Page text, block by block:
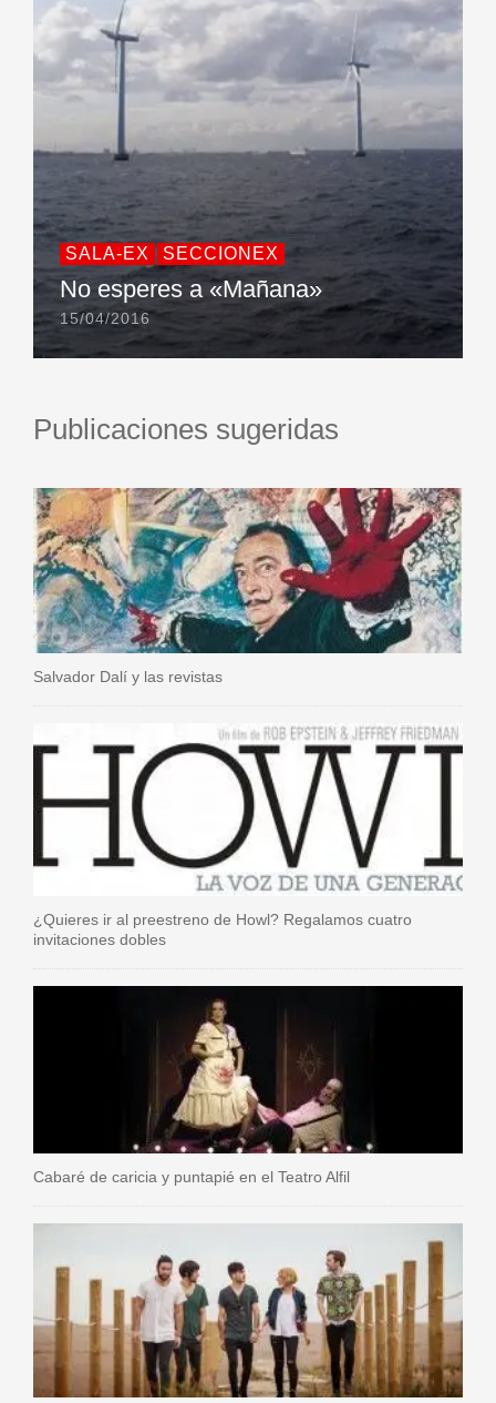
SALA-EX SECCIONEX
No esperes a «Mañana»
15/04/2016
Publicaciones sugeridas
Salvador Dalí y las revistas
¿Quieres ir al preestreno de Howl? Regalamos cuatro
invitaciones dobles
Cabaré de caricia y puntapié en el Teatro Alfil